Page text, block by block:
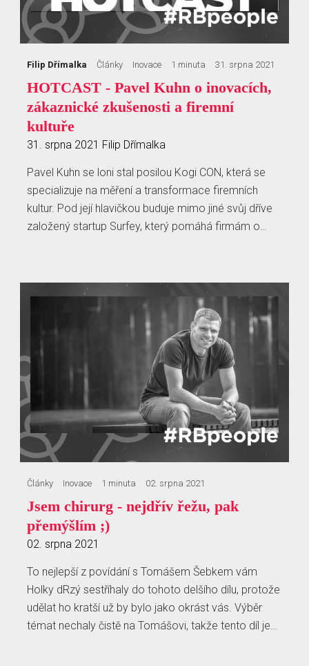
Filip Dřímalka Články Inovace 1 minuta 31. srpna 2021
HOTCAST - Pavel Kuhn o inovacích,
zákaznické zkušenosti a firemní
kultuře
31. srpna 2021 Filip Dřímalka
Pavel Kuhn se loni stal posilou Kogi CON, která se
specializuje na měření a transformace firemních
kultur. Pod její hlavičkou buduje mimo jiné svůj dříve
založený startup Surfey, který pomáhá firmám o…
Články Inovace 1 minuta 02. srpna 2021
Jsem chirurg - nejdřív řežu, pak
přemýšlím ;)
02. srpna 2021
To nejlepší z povídání s Tomášem Šebkem vám
Holky dRzý sestříhaly do tohoto delšího dílu, protože
udělat ho kratší už by bylo jako okrást vás. Výběr
témat nechaly čistě na Tomášovi, takže tento díl je…